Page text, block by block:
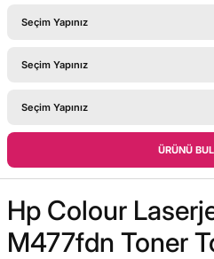
ÜRÜNÜ BUL
Hp Colour
M477fdn Toner